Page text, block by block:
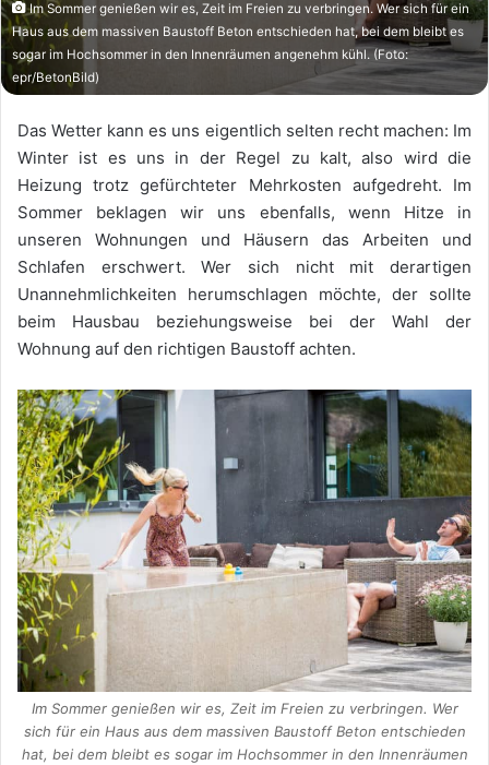
Im Sommer genießen wir es, Zeit im Freien zu verbringen. Wer sich für ein
Haus aus dem massiven Baustoff Beton entschieden hat, bei dem bleibt es
sogar im Hochsommer in den Innenräumen angenehm kühl. (Foto:
epr/BetonBild)
Das Wetter kann es uns eigentlich selten recht machen: Im
Winter ist es uns in der Regel zu kalt, also wird die
Heizung trotz gefürchteter Mehrkosten aufgedreht. Im
Sommer beklagen wir uns ebenfalls, wenn Hitze in
unseren Wohnungen und Häusern das Arbeiten und
Schlafen erschwert. Wer sich nicht mit derartigen
Unannehmlichkeiten herumschlagen möchte, der sollte
beim Hausbau beziehungsweise bei der Wahl der
Wohnung auf den richtigen Baustoff achten.
Im Sommer genießen wir es, Zeit im Freien zu verbringen. Wer
sich für ein Haus aus dem massiven Baustoff Beton entschieden
hat, bei dem bleibt es sogar im Hochsommer in den Innenräumen